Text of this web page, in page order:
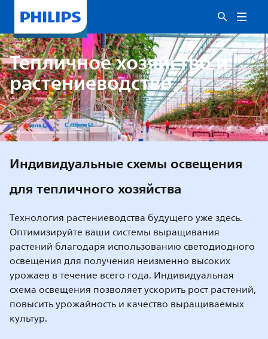
Тепличное хозяйство и
растениеводство
Индивидуальные схемы освещения
для тепличного хозяйства
Технология растениеводства будущего уже здесь.
Оптимизируйте ваши системы выращивания
растений благодаря использованию светодиодного
освещения для получения неизменно высоких
урожаев в течение всего года. Индивидуальная
схема освещения позволяет ускорить рост растений,
повысить урожайность и качество выращиваемых
культур.